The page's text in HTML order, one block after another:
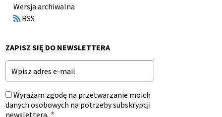
Otworzy
się
w
Wersja archiwalna
RSS
ZAPISZ SIĘ DO NEWSLETTERA
Email
Wyrażam zgodę na przetwarzanie moich
danych osobowych na potrzeby subskrypcji
newslettera.